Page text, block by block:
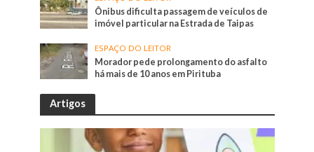
Ônibus dificulta passagem de veículos de
imóvel particular na Estrada de Taipas
ESPAÇO DO LEITOR
Morador pede prolongamento do asfalto
há mais de 10 anos em Pirituba
Artigos